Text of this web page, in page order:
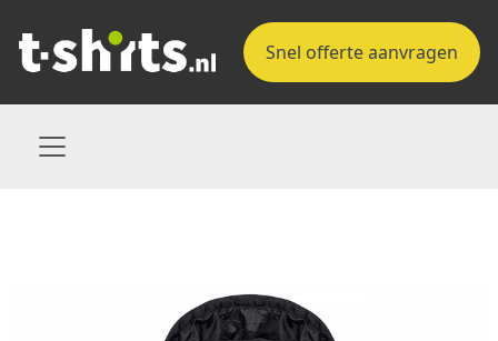
Snel offerte aanvragen